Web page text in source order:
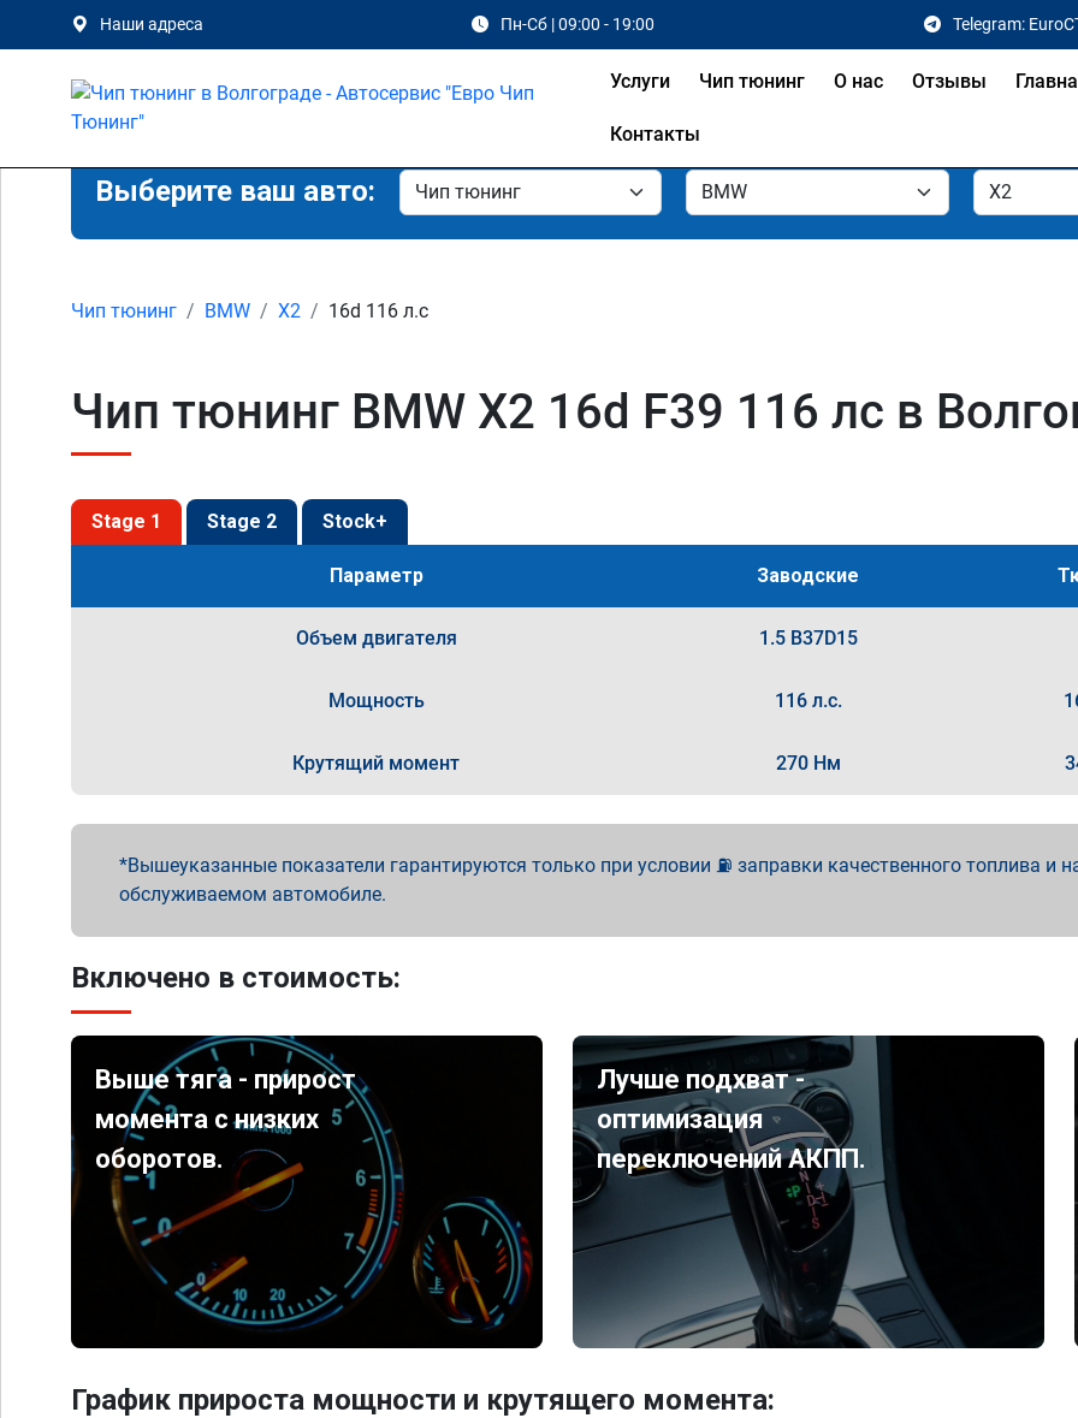
Наши адреса Пн-Сб | 09:00 - 19:00 Telegram:
Услуги Чип тюнинг О нас Отзывы
Контакты
Выберите ваш авто:
Чип тюнинг BMW X2 16d 116 л.с
Чип тюнинг BMW X2 16d F39 116 лс в
Stage 1 Stage 2 Stock+
Параметр Заводские
Объем двигателя 1.5 B37D15
Мощность 116 л.с.
Крутящий момент 270 Нм
Вышеуказанные показатели гарантируются только при условии ⛽ заправки качественного топлива и
обслуживаемом автомобиле.
Включено в стоимость:
Выше тяга - прирост
момента с низких
оборотов.
Лучше подхват -
оптимизация
переключений АКПП.
График прироста мощности и крутящего момента: